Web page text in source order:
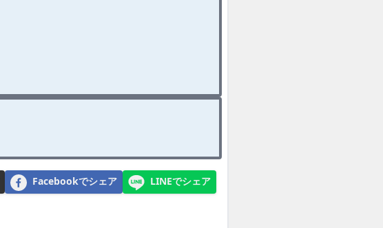
Facebookでシェア LINEでシェア